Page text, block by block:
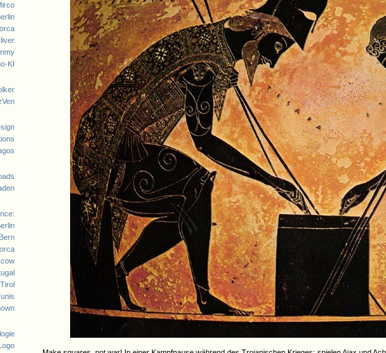
KI
Bern
Tirol